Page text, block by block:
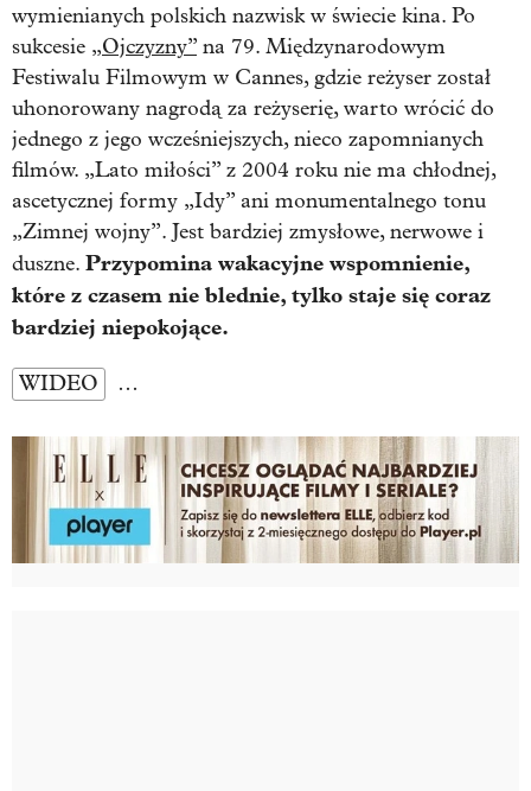
wymienianych polskich nazwisk w świecie kina. Po
sukcesie „Ojczyzny” na 79. Międzynarodowym
Festiwalu Filmowym w Cannes, gdzie reżyser został
uhonorowany nagrodą za reżyserię, warto wrócić do
jednego z jego wcześniejszych, nieco zapomnianych
filmów. „Lato miłości” z 2004 roku nie ma chłodnej,
ascetycznej formy „Idy” ani monumentalnego tonu
„Zimnej wojny”. Jest bardziej zmysłowe, nerwowe i
duszne. Przypomina wakacyjne wspomnienie,
które z czasem nie blednie, tylko staje się coraz
bardziej niepokojące.
WIDEO …